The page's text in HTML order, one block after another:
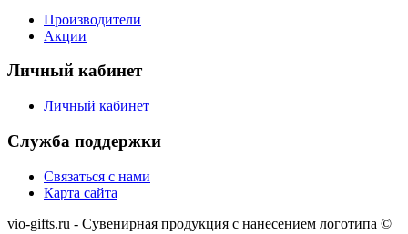
Производители
Акции
Личный кабинет
Личный кабинет
Служба поддержки
Связаться с нами
Карта сайта
vio-gifts.ru - Сувенирная продукция с нанесением логотипа ©